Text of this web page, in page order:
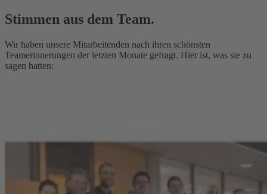
Stimmen aus dem Team.
Wir haben unsere Mitarbeitenden nach ihren schönsten
Teamerinnerungen der letzten Monate gefragt. Hier ist, was sie zu
sagen hatten: